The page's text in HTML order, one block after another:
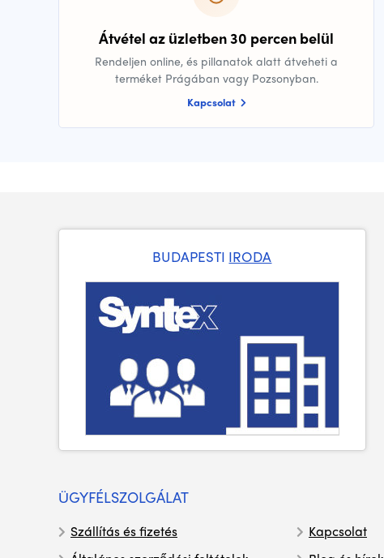
Átvétel az üzletben 30 percen belül
Rendeljen online, és pillanatok alatt átveheti a
terméket Prágában vagy Pozsonyban.
Kapcsolat
BUDAPESTI IRODA
ÜGYFÉLSZOLGÁLAT
Szállítás és fizetés
Kapcsolat